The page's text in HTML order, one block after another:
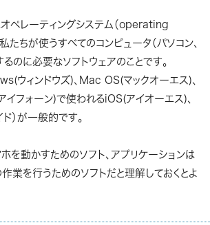
ペレーティングシステム（operating
たちが使うすべてのコンピュータ（パソコン、
るのに必要なソフトウェアのことです。
ウィンドウズ)、Mac OS(マックオーエス)、
フォーン)で使われるiOS(アイオーエス)、
）が一般的です。
を動かすためのソフト、アプリケーションは
業を行うためのソフトだと理解しておくとよ